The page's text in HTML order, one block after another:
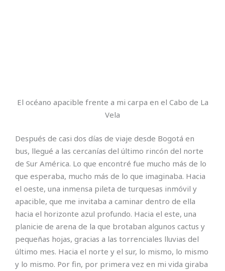
El océano apacible frente a mi carpa en el Cabo de La
Vela
Después de casi dos días de viaje desde Bogotá en
bus, llegué a las cercanías del último rincón del norte
de Sur América. Lo que encontré fue mucho más de lo
que esperaba, mucho más de lo que imaginaba. Hacia
el oeste, una inmensa pileta de turquesas inmóvil y
apacible, que me invitaba a caminar dentro de ella
hacia el horizonte azul profundo. Hacia el este, una
planicie de arena de la que brotaban algunos cactus y
pequeñas hojas, gracias a las torrenciales lluvias del
último mes. Hacia el norte y el sur, lo mismo, lo mismo
y lo mismo. Por fin, por primera vez en mi vida giraba